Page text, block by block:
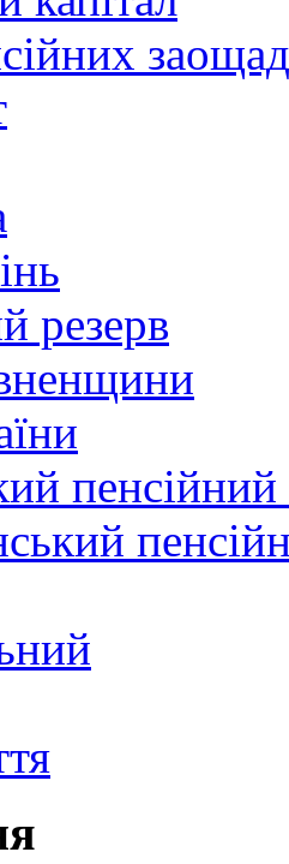
резерв